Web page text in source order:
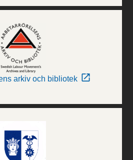
arkiv och bibliotek